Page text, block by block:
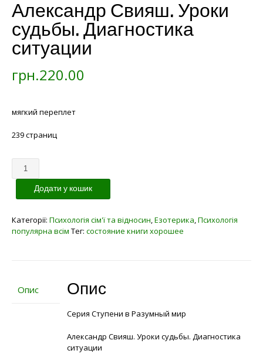
Александр Свияш. Уроки
судьбы. Диагностика
ситуации
грн.220.00
мягкий переплет
239 страниц
Кількість
Додати у кошик
Категорії: Психологія сім'ї та відносин,Езотерика,Психологія
популярна всім Тег: состояние книги хорошее
Опис Опис
Серия Ступени в Разумный мир
Александр Свияш. Уроки судьбы. Диагностика
ситуации